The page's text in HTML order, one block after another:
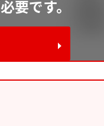
要です。